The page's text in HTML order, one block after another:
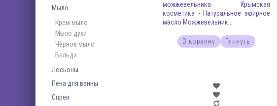
можжевельника Крымская
косметика - Натуральное эфирное
масло Можжевельник...
В корзину Глянуть
Мыло
Крем мыло
Мыло духи
Чёрное мыло
Бельди
Лосьоны
Пена для ванны
Спреи